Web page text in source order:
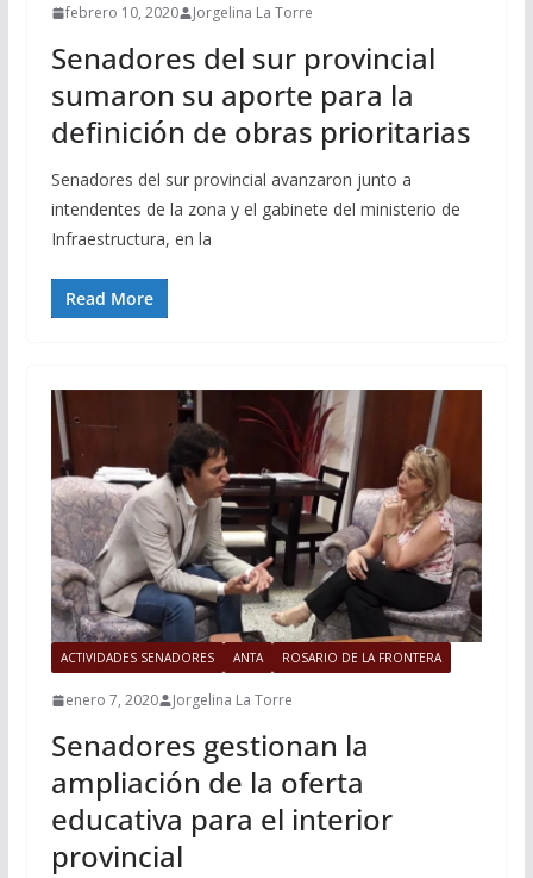
febrero 10, 2020 Jorgelina La Torre
Senadores del sur provincial
sumaron su aporte para la
definición de obras prioritarias
Senadores del sur provincial avanzaron junto a
intendentes de la zona y el gabinete del ministerio de
Infraestructura, en la
Read More
ACTIVIDADES SENADORES ANTA ROSARIO DE LA FRONTERA
enero 7, 2020 Jorgelina La Torre
Senadores gestionan la
ampliación de la oferta
educativa para el interior
provincial